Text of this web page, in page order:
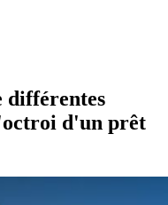
différentes
d'un prêt